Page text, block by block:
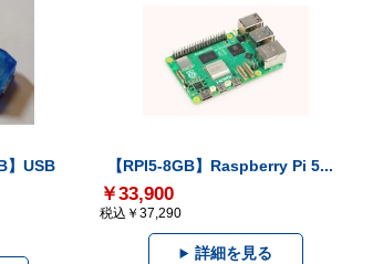
】USB
【RPI5-8GB】Raspberry Pi 5...
￥33,900
税込￥37,290
詳細を見る